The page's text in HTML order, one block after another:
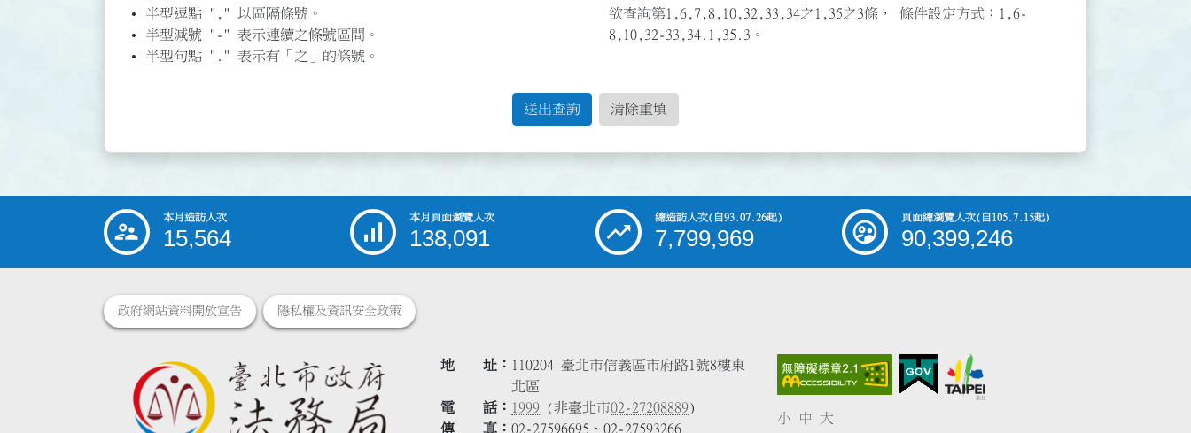
半型逗點 "," 以區隔條號。
半型減號 "-" 表示連續之條號區間。
半型句點 "." 表示有「之」的條號。
欲查詢第1,6,7,8,10,32,33,34之1,35之3條， 條件設定方式：1,6-
8,10,32-33,34.1,35.3。
送出查詢 清除重填
::: 本月造訪人次
15,564
本月頁面瀏覽人次
138,091
總造訪人次(自93.07.26起)
7,799,969
頁面總瀏覽人次(自105.7.15起)
90,399,246
政府網站資料開放宣告 隱私權及資訊安全政策
地 址
110204 臺北市信義區市府路1號8樓東
北區
電 話
1999 (非臺北市02-27208889)
傳 真
02-27596695、02-27593266
小 中 大